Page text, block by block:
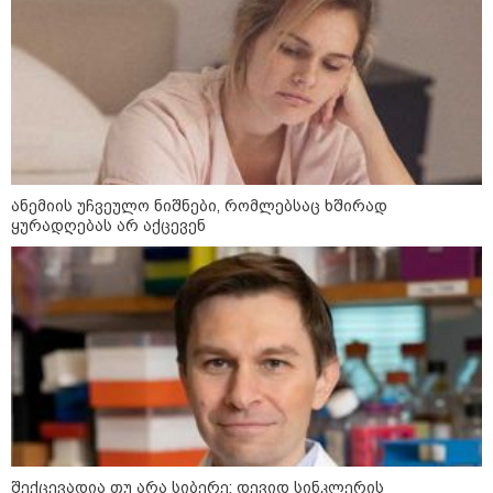
დაარტყეს, არიან დაღუპულები
და დაშავებულები - რა
ინფორმაციას ავრცელებს
ხარკოვის მერი?
10:02 / 09-08-2026
"ქართული ოცნება” ხელს
უწყობს ირანული
ტერორისტული ქსელების
უკანონო გაფართოებას, თუმცა
მოთხოვნებს?" - ჯო უილსონი
კატეგორიის ყველა სიახლე
ოკუპირებული ცხინვალის ე.წ.
საგარეო უწყება - საქართველოს
ანემიის უჩვეულო ნიშნები, რომლებსაც ხშირად
ყურადღებას არ აქცევენ
შექცევადია თუ არა სიბერე: დევიდ სინკლერის